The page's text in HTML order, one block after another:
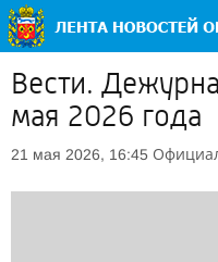
Вести.
мая 2026 года
21 мая 2026, 16:45